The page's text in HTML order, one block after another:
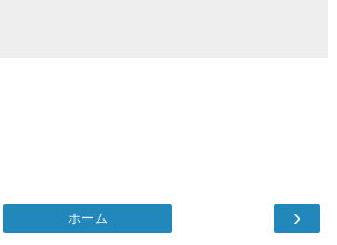
›
ホーム